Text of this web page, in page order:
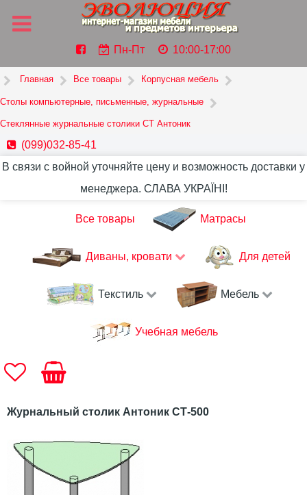
Пн-Пт 10:00-17:00
Главная Все товары Корпусная мебель
Столы компьютерные, письменные, журнальные
Стеклянные журнальные столики СТ Антоник
(099)032-85-41
В связи с войной уточняйте цену и возможность доставки у
менеджера. СЛАВА УКРАЇНІ!
Все товары Матрасы
Диваны, кровати Для детей
Текстиль Мебель
Учебная мебель
Журнальный столик Антоник СТ-500